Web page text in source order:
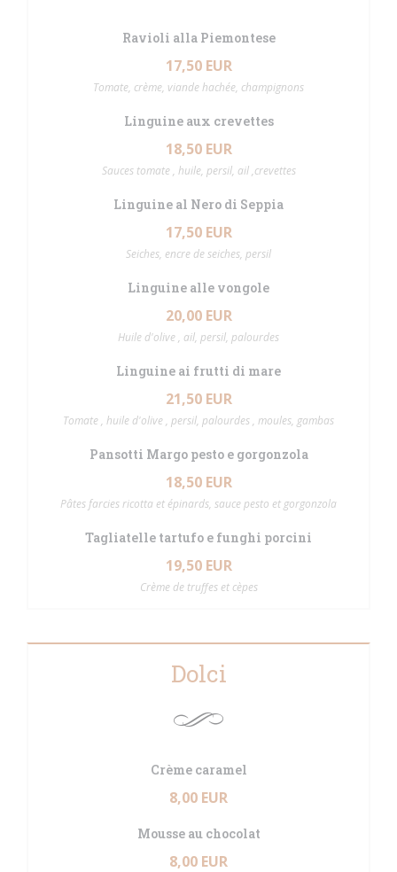
Ravioli alla Piemontese
17,50 EUR
Tomate, crème, viande hachée, champignons
Linguine aux crevettes
18,50 EUR
Sauces tomate , huile, persil, ail ,crevettes
Linguine al Nero di Seppia
17,50 EUR
Seiches, encre de seiches, persil
Linguine alle vongole
20,00 EUR
Huile d'olive , ail, persil, palourdes
Linguine ai frutti di mare
21,50 EUR
Tomate , huile d'olive , persil, palourdes , moules, gambas
Pansotti Margo pesto e gorgonzola
18,50 EUR
Pâtes farcies ricotta et épinards, sauce pesto et gorgonzola
Tagliatelle tartufo e funghi porcini
19,50 EUR
Crème de truffes et cèpes
Dolci
Crème caramel
8,00 EUR
Mousse au chocolat
8,00 EUR